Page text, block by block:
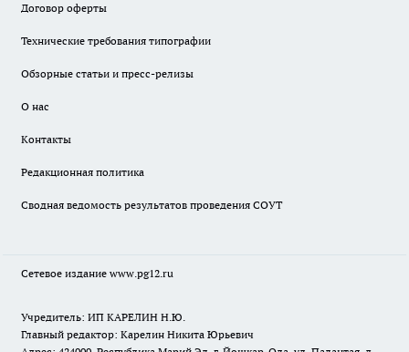
Договор оферты
Технические требования типографии
Обзорные статьи и пресс-релизы
О нас
Контакты
Редакционная политика
Сводная ведомость результатов проведения СОУТ
Сетевое издание www.pg12.ru
Учредитель: ИП КАРЕЛИН Н.Ю.
Главный редактор: Карелин Никита Юрьевич